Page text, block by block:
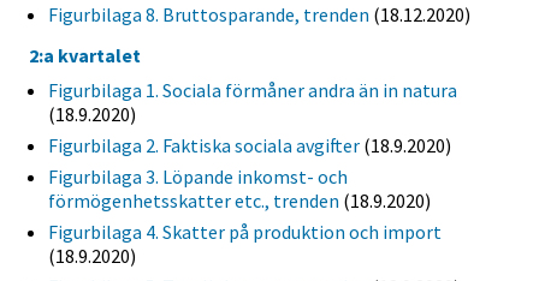
Figurbilaga 8. Bruttosparande, trenden (18.12.2020)
2:a kvartalet
Figurbilaga 1. Sociala förmåner andra än in natura
(18.9.2020)
Figurbilaga 2. Faktiska sociala avgifter (18.9.2020)
Figurbilaga 3. Löpande inkomst- och
förmögenhetsskatter etc., trenden (18.9.2020)
Figurbilaga 4. Skatter på produktion och import
(18.9.2020)